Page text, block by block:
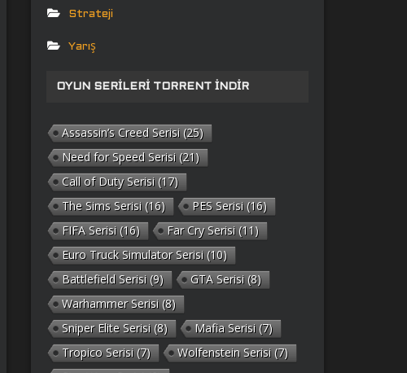
Strateji
Yarış
OYUN SERILERI TORRENT İNDIR
Assassin’s Creed Serisi (25)
Need for Speed Serisi (21)
Call of Duty Serisi (17)
The Sims Serisi (16) PES Serisi (16)
FIFA Serisi (16) Far Cry Serisi (11)
Euro Truck Simulator Serisi (10)
Battlefield Serisi (9) GTA Serisi (8)
Warhammer Serisi (8)
Sniper Elite Serisi (8) Mafia Serisi (7)
Tropico Serisi (7) Wolfenstein Serisi (7)